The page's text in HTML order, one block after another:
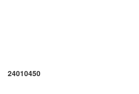
24010450